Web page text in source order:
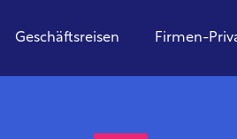
Geschäftsreisen Firmen-